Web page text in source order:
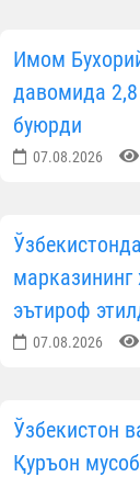
Имом
давомида
буюрди
07.08.2026
эътироф
07.08.2026
Ўзбекистон
Қуръон